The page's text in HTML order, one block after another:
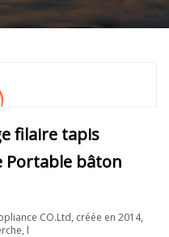
filaire tapis
Portable bâton
CO.Ltd, créée en 2014,
l